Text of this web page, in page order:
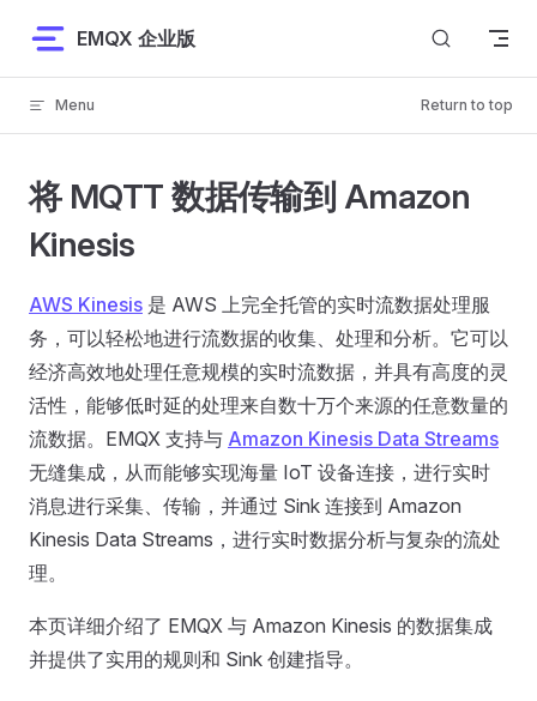
Skip to content
EMQX 企业版
Menu Return to top
将 MQTT 数据传输到 Amazon
Kinesis
AWS Kinesis 是 AWS 上完全托管的实时流数据处理服
务，可以轻松地进行流数据的收集、处理和分析。它可以
经济高效地处理任意规模的实时流数据，并具有高度的灵
活性，能够低时延的处理来自数十万个来源的任意数量的
流数据。EMQX 支持与 Amazon Kinesis Data Streams
无缝集成，从而能够实现海量 IoT 设备连接，进行实时
消息进行采集、传输，并通过 Sink 连接到 Amazon
Kinesis Data Streams，进行实时数据分析与复杂的流处
理。
本页详细介绍了 EMQX 与 Amazon Kinesis 的数据集成
并提供了实用的规则和 Sink 创建指导。